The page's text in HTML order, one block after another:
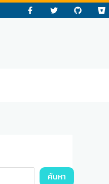
F
a
c
T
w
i
G
i
t
B
i
t
ค้นหา